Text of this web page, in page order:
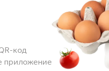
код
приложение